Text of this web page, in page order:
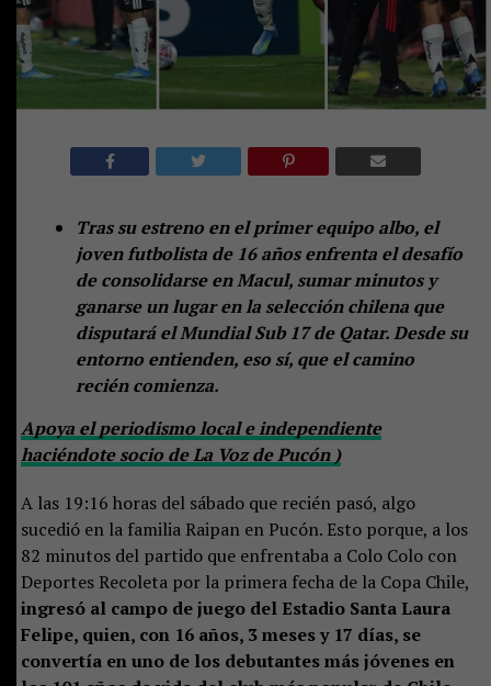
Tras su estreno en el primer equipo albo, el
joven futbolista de 16 años enfrenta el desafío
de consolidarse en Macul, sumar minutos y
ganarse un lugar en la selección chilena que
disputará el Mundial Sub 17 de Qatar. Desde su
entorno entienden, eso sí, que el camino
recién comienza.
Apoya el periodismo local e independiente
haciéndote socio de La Voz de Pucón )
A las 19:16 horas del sábado que recién pasó, algo
sucedió en la familia Raipan en Pucón. Esto porque, a los
82 minutos del partido que enfrentaba a Colo Colo con
Deportes Recoleta por la primera fecha de la Copa Chile,
ingresó al campo de juego del Estadio Santa Laura
Felipe, quien, con 16 años, 3 meses y 17 días, se
convertía en uno de los debutantes más jóvenes en